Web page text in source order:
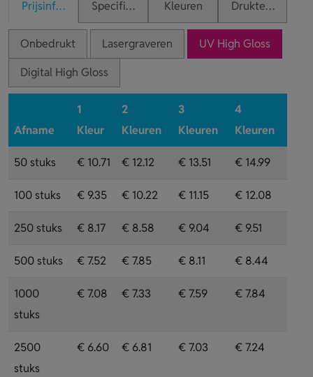
PrijsinformatieSpecificaties Kleuren Druktechnieken
Onbedrukt Lasergraveren
UV High Gloss
Digital High Gloss
Afname
1
Kleur
2
Kleuren
3
Kleuren
4
Kleuren
50 stuks € 10.71 € 12.12 € 13.51 € 14.99
100 stuks € 9.35 € 10.22 € 11.15 € 12.08
250 stuks € 8.17 € 8.58 € 9.04 € 9.51
500 stuks € 7.52 € 7.85 € 8.11 € 8.44
1000
stuks
€ 7.08 € 7.33 € 7.59 € 7.84
2500
stuks
€ 6.60 € 6.81 € 7.03 € 7.24